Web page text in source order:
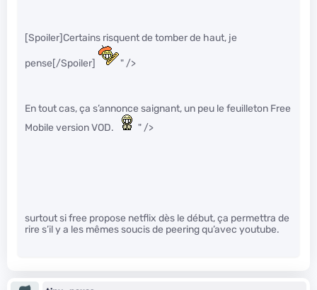
[Spoiler]Certains risquent de tomber de haut, je
pense[/Spoiler] " />
En tout cas, ça s’annonce saignant, un peu le feuilleton Free
Mobile version VOD.
" />
surtout si free propose netflix dès le début, ça permettra de
rire s’il y a les mêmes soucis de peering qu’avec youtube.